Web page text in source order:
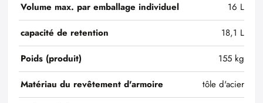
Volume max. par emballage individuel
16 L
capacité de retention
18,1 L
Poids (produit)
155 kg
Matériau du revêtement d'armoire
tôle d'acier